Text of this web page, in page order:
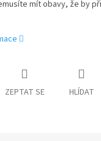
mít obavy, že by
ZEPTAT SE HLÍDAT